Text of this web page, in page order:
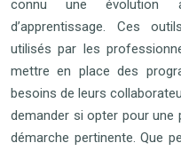
connu une évolution
d’apprentissage. Ces
utilisés par les
mettre en place des
besoins de leurs
demander si opter pour une
démarche pertinente. Que